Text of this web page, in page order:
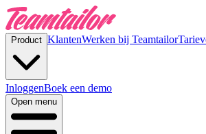
Product KlantenWerken bij Teamtailor
InloggenBoek een demo
Open menu